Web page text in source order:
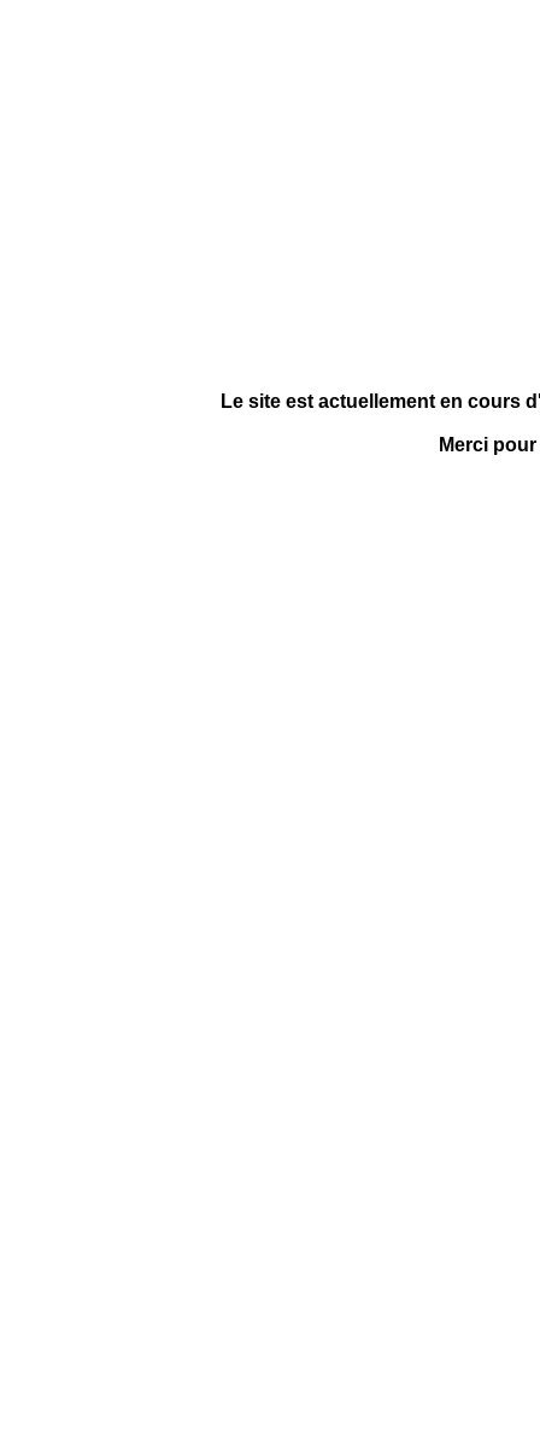
Le site est actuellement en cours
Merci